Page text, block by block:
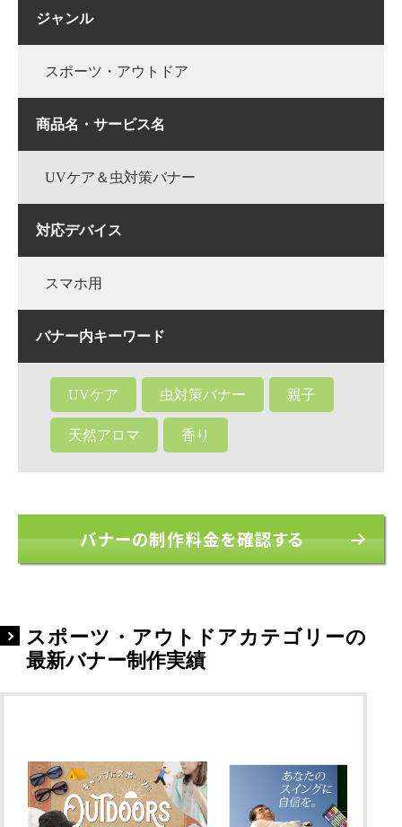
ジャンル
スポーツ・アウトドア
商品名・サービス名
UVケア＆虫対策バナー
対応デバイス
スマホ用
バナー内キーワード
UVケア 虫対策バナー 親子
天然アロマ 香り
バナーの制作料金を確認する
スポーツ・アウトドアカテゴリーの
最新バナー制作実績